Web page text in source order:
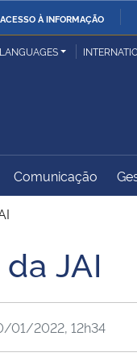
ACESSO À INFORMAÇÃO
das Relações
Geral da
do Brasil
LANGUAGES
Comunicação
JAI
01/2022, 12h34